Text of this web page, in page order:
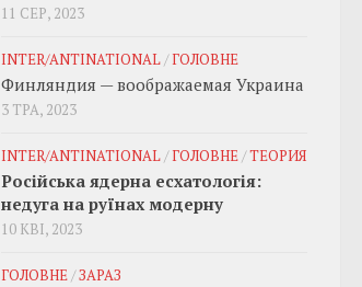
11 СЕР, 2023
INTER/ANTINATIONAL/ГОЛОВНЕ
Финляндия — воображаемая Украина
3 ТРА, 2023
INTER/ANTINATIONAL/ГОЛОВНЕ/ТЕОРИЯ
Російська ядерна есхатологія:
недуга на руїнах модерну
10 КВІ, 2023
ГОЛОВНЕ/ЗАРАЗ